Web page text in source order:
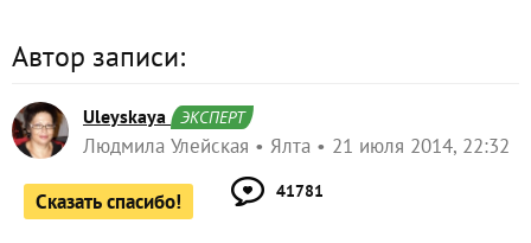
Автор записи:
Uleyskaya ЭКСПЕРТ
Людмила Улейская Ялта 21 июля 2014, 22:32
Сказать спасибо! 41781